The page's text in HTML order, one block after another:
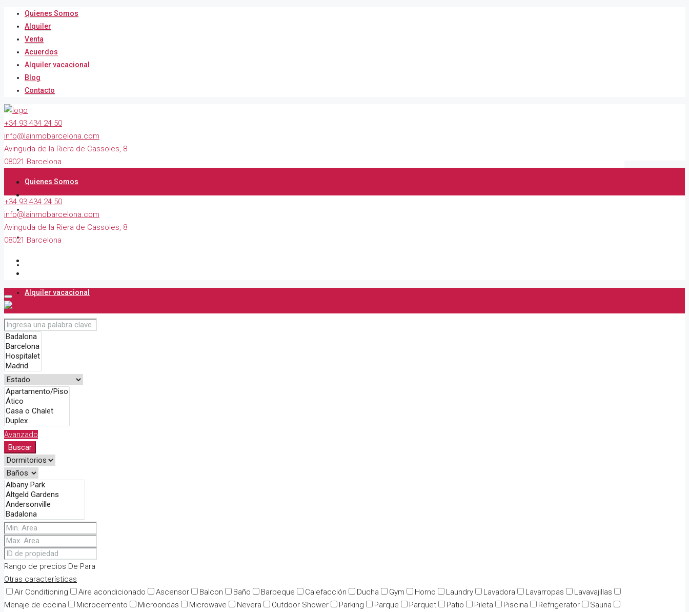
Quienes Somos
Alquiler
Venta
Acuerdos
Alquiler vacacional
Blog
Contacto
+34 93 434 24 50
info@lainmobarcelona.com
Avinguda de la Riera de Cassoles, 8
08021 Barcelona
Quienes Somos
Venta
Alquiler vacacional
Blog
Contacto
+34 93 434 24 50
info@lainmobarcelona.com
Avinguda de la Riera de Cassoles, 8
08021 Barcelona
Avanzado
Buscar
Rango de precios De Para
Otras características
Air Conditioning
Aire acondicionado Ascensor Balcon Baño Barbeque Calefacción Ducha Gym Horno Laundry Lavadora Lavarropas
Lavavajillas
Menaje de cocina
Microcemento Microondas Microwave Nevera Outdoor Shower Parking Parque Parquet Patio Pileta Piscina Refrigerator
Sauna